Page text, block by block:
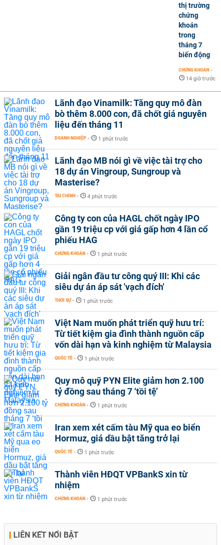
thị trường
chứng
khoán
trong
tháng 7
biến động
CHỨNG KHOÁN -
14 giờ trước
Lãnh đạo Vinamilk: Tăng quy mô đàn
bò thêm 8.000 con, đã chốt giá nguyên
liệu đến tháng 11
DOANH NGHIỆP - 1 phút trước
Lãnh đạo MB nói gì về việc tài trợ cho
18 dự án Vingroup, Sungroup và
Masterise?
TÀI CHÍNH - 4 phút trước
Công ty con của HAGL chốt ngày IPO
gần 19 triệu cp với giá gấp hơn 4 lần cổ
phiếu HAG
CHỨNG KHOÁN - 1 phút trước
Giải ngân đầu tư công quý III: Khi các
siêu dự án áp sát 'vạch đích'
THỜI SỰ - 1 phút trước
Việt Nam muốn phát triển quỹ hưu trí:
Từ tiết kiệm gia đình thành nguồn cấp
vốn dài hạn và kinh nghiệm từ Malaysia
QUỐC TẾ - 1 phút trước
Quy mô quỹ PYN Elite giảm hơn 2.100
tỷ đồng sau tháng 7 ‘tồi tệ’
CHỨNG KHOÁN - 1 phút trước
Iran xem xét cấm tàu Mỹ qua eo biển
Hormuz, giá dầu bật tăng trở lại
QUỐC TẾ - 1 phút trước
Thành viên HĐQT VPBankS xin từ
nhiệm
CHỨNG KHOÁN - 1 phút trước
LIÊN KẾT NỔI BẬT